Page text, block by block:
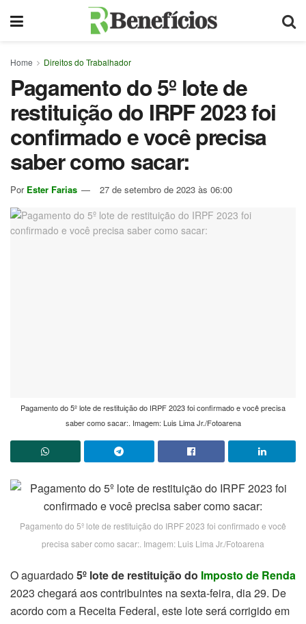
Home Direitos do Trabalhador
Pagamento do 5º lote de
restituição do IRPF 2023 foi
confirmado e você precisa
saber como sacar:
Por Ester Farias 27 de setembro de 2023 às 06:00
Pagamento do 5º lote de restituição do IRPF 2023 foi confirmado e você precisa
saber como sacar:. Imagem: Luis Lima Jr./Fotoarena
Pagamento do 5º lote de restituição do IRPF 2023 foi confirmado e você
precisa saber como sacar:. Imagem: Luis Lima Jr./Fotoarena
O aguardado5º lote de restituição do Imposto de Renda
2023 chegará aos contribuintes na sexta-feira, dia 29. De
acordo com a Receita Federal, este lote será corrigido em